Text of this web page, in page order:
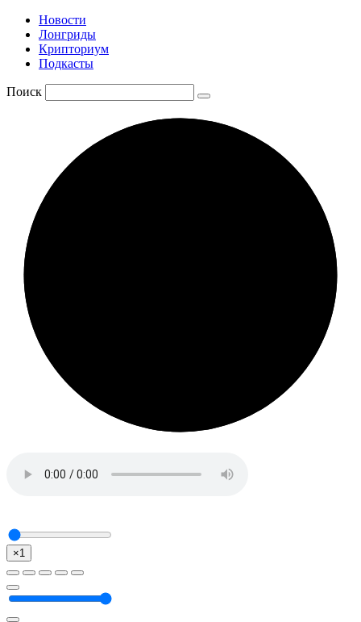
Новости
Лонгриды
Крипториум
Подкасты
Поиск
×1